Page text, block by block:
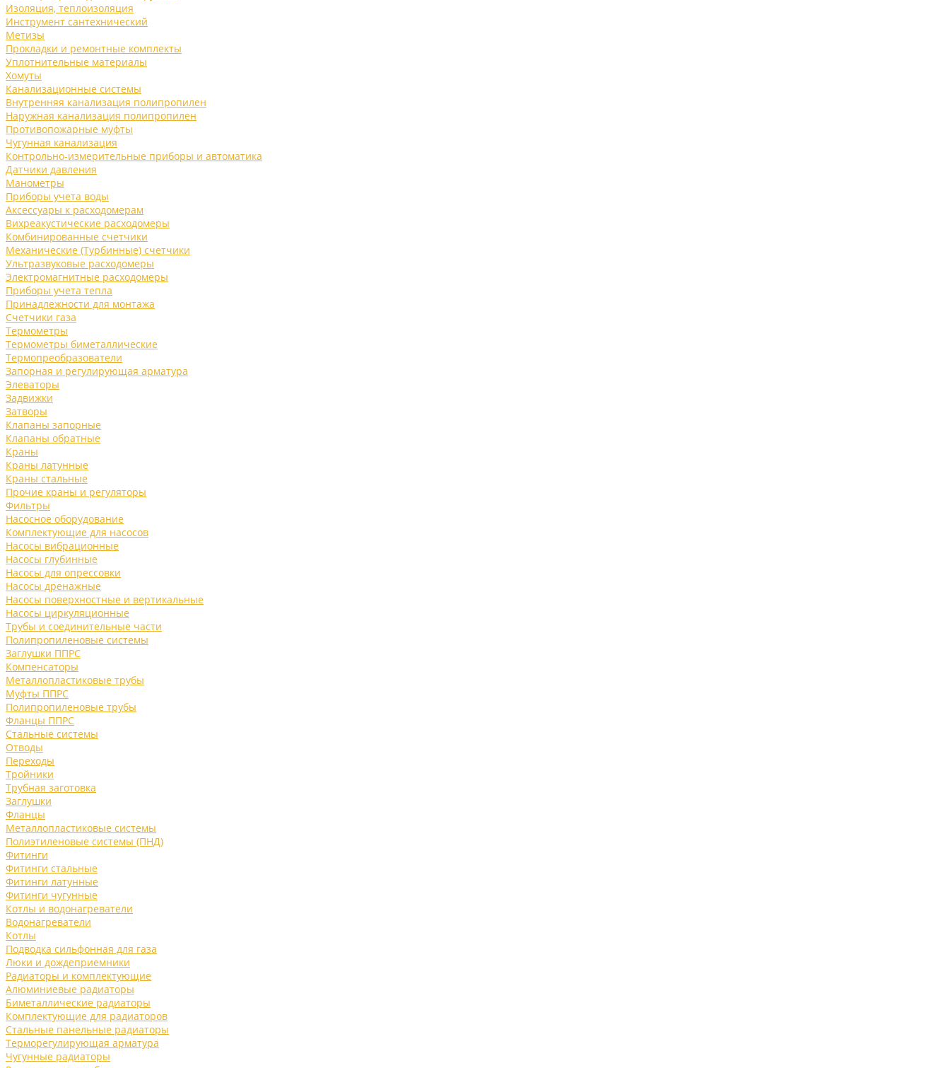
Изоляция, теплоизоляция
Инструмент сантехнический
Метизы
Прокладки и ремонтные комплекты
Уплотнительные материалы
Хомуты
Канализационные системы
Внутренняя канализация полипропилен
Наружная канализация полипропилен
Противопожарные муфты
Чугунная канализация
Контрольно-измерительные приборы и автоматика
Датчики давления
Манометры
Приборы учета воды
Аксессуары к расходомерам
Вихреакустические расходомеры
Комбинированные счетчики
Механические (Турбинные) счетчики
Ультразвуковые расходомеры
Электромагнитные расходомеры
Приборы учета тепла
Принадлежности для монтажа
Счетчики газа
Термометры
Термометры биметаллические
Термопреобразователи
Запорная и регулирующая арматура
Элеваторы
Задвижки
Затворы
Клапаны запорные
Клапаны обратные
Краны
Краны латунные
Краны стальные
Прочие краны и регуляторы
Фильтры
Насосное оборудование
Комплектующие для насосов
Насосы вибрационные
Насосы глубинные
Насосы для опрессовки
Насосы дренажные
Насосы поверхностные и вертикальные
Насосы циркуляционные
Трубы и соединительные части
Полипропиленовые системы
Заглушки ППРС
Компенсаторы
Металлопластиковые трубы
Муфты ППРС
Полипропиленовые трубы
Фланцы ППРС
Стальные системы
Отводы
Переходы
Тройники
Трубная заготовка
Заглушки
Фланцы
Металлопластиковые системы
Полиэтиленовые системы (ПНД)
Фитинги
Фитинги стальные
Фитинги латунные
Фитинги чугунные
Котлы и водонагреватели
Водонагреватели
Котлы
Подводка сильфонная для газа
Люки и дождеприемники
Радиаторы и комплектующие
Алюминиевые радиаторы
Биметаллические радиаторы
Комплектующие для радиаторов
Стальные панельные радиаторы
Терморегулирующая арматура
Чугунные радиаторы